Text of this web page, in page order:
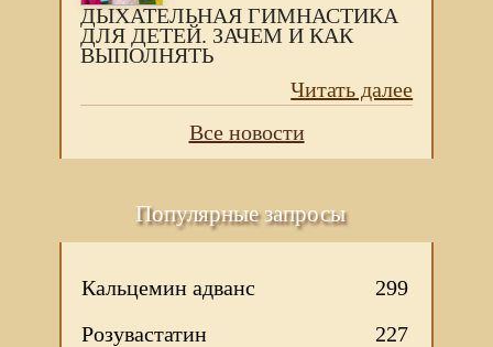
ДЫХАТЕЛЬНАЯ ГИМНАСТИКА
ДЛЯ ДЕТЕЙ. ЗАЧЕМ И КАК
ВЫПОЛНЯТЬ
Читать далее
Все новости
Популярные запросы
Кальцемин адванс
299
Розувастатин
227